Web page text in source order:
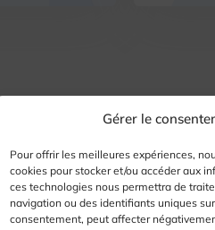
Gérer le
Pour offrir les meilleures expériences,
cookies pour stocker et/ou accéder aux
ces technologies nous permettra de
navigation ou des identifiants uniques
consentement, peut affecter